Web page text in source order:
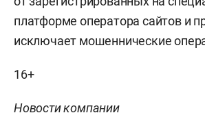
платформе оператора сайтов и
исключает мошеннические
16+
Новости компании